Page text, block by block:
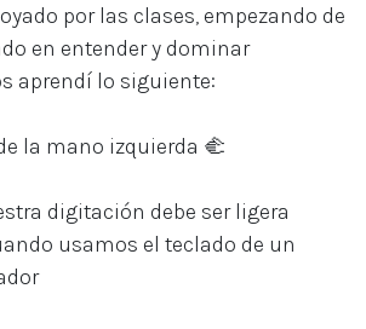
por las clases, empezando de
en entender y dominar
aprendí lo siguiente:
la mano izquierda 🫲
digitación debe ser ligera
usamos el teclado de un